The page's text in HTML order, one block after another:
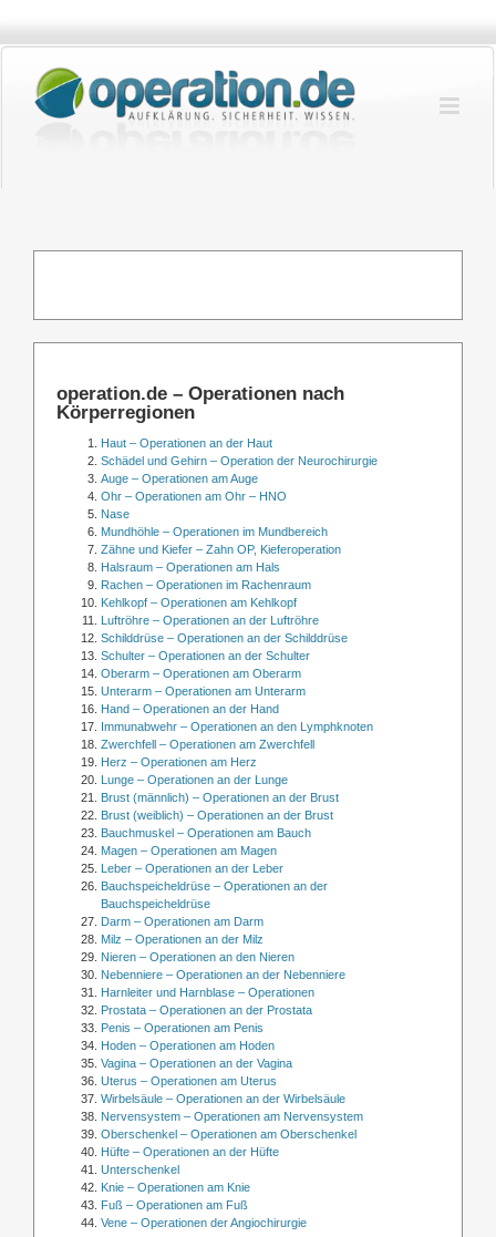
springen
operation.de – Operationen nach
Körperregionen
Haut – Operationen an der Haut
Schädel und Gehirn – Operation der Neurochirurgie
Auge – Operationen am Auge
Ohr – Operationen am Ohr – HNO
Nase
Mundhöhle – Operationen im Mundbereich
Zähne und Kiefer – Zahn OP, Kieferoperation
Halsraum – Operationen am Hals
Rachen – Operationen im Rachenraum
Kehlkopf – Operationen am Kehlkopf
Luftröhre – Operationen an der Luftröhre
Schilddrüse – Operationen an der Schilddrüse
Schulter – Operationen an der Schulter
Oberarm – Operationen am Oberarm
Unterarm – Operationen am Unterarm
Hand – Operationen an der Hand
Immunabwehr – Operationen an den Lymphknoten
Zwerchfell – Operationen am Zwerchfell
Herz – Operationen am Herz
Lunge – Operationen an der Lunge
Brust (männlich) – Operationen an der Brust
Brust (weiblich) – Operationen an der Brust
Bauchmuskel – Operationen am Bauch
Magen – Operationen am Magen
Leber – Operationen an der Leber
Bauchspeicheldrüse – Operationen an der
Bauchspeicheldrüse
Darm – Operationen am Darm
Milz – Operationen an der Milz
Nieren – Operationen an den Nieren
Nebenniere – Operationen an der Nebenniere
Harnleiter und Harnblase – Operationen
Prostata – Operationen an der Prostata
Penis – Operationen am Penis
Hoden – Operationen am Hoden
Vagina – Operationen an der Vagina
Uterus – Operationen am Uterus
Wirbelsäule – Operationen an der Wirbelsäule
Nervensystem – Operationen am Nervensystem
Oberschenkel – Operationen am Oberschenkel
Hüfte – Operationen an der Hüfte
Unterschenkel
Knie – Operationen am Knie
Fuß – Operationen am Fuß
Vene – Operationen der Angiochirurgie